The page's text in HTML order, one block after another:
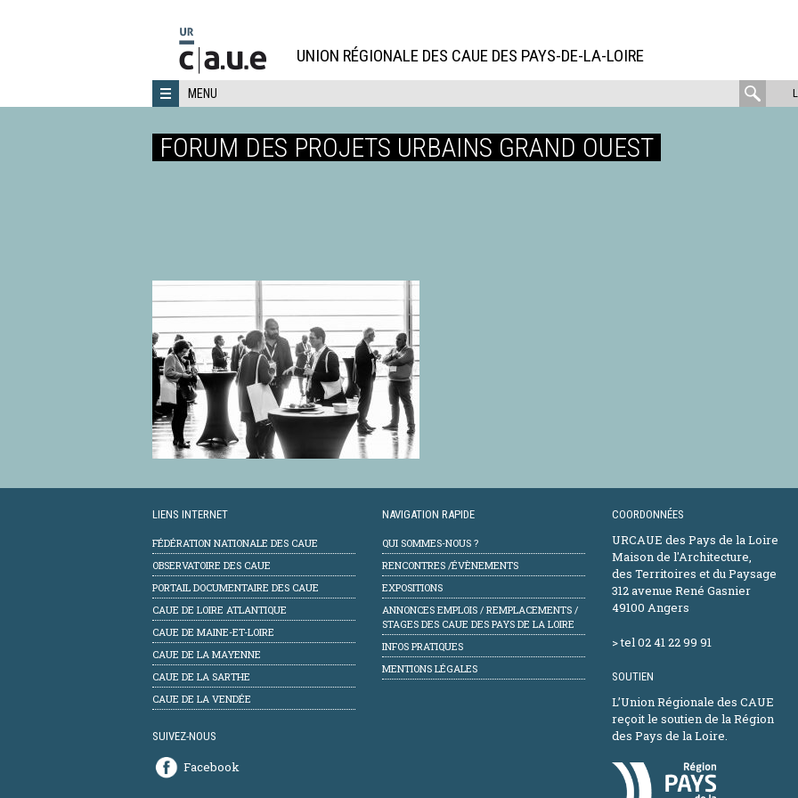
UNION RÉGIONALE DES CAUE DES PAYS-DE-LA-LOIRE
MENU
:
FORUM DES PROJETS URBAINS GRAND OUEST
LIENS INTERNET
FÉDÉRATION NATIONALE DES CAUE
OBSERVATOIRE DES CAUE
PORTAIL DOCUMENTAIRE DES CAUE
CAUE DE LOIRE ATLANTIQUE
CAUE DE MAINE-ET-LOIRE
CAUE DE LA MAYENNE
CAUE DE LA SARTHE
CAUE DE LA VENDÉE
SUIVEZ-NOUS
Facebook
NAVIGATION RAPIDE
QUI SOMMES-NOUS ?
RENCONTRES /ÉVÈNEMENTS
EXPOSITIONS
ANNONCES EMPLOIS / REMPLACEMENTS /
STAGES DES CAUE DES PAYS DE LA LOIRE
INFOS PRATIQUES
MENTIONS LÉGALES
COORDONNÉES
URCAUE des Pays de la Loire
Maison de l'Architecture,
des Territoires et du Paysage
312 avenue René Gasnier
49100 Angers
> tel 02 41 22 99 91
SOUTIEN
L’Union Régionale des CAUE
reçoit le soutien de la Région
des Pays de la Loire.